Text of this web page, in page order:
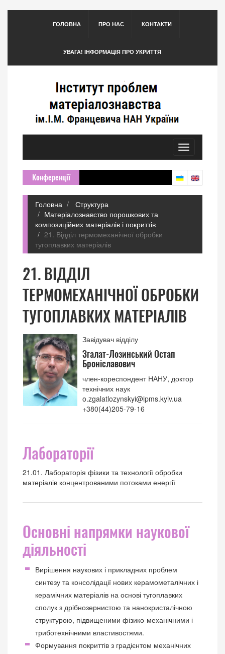
ГОЛОВНА ПРО НАС КОНТАКТИ
УВАГА! ІНФОРМАЦІЯ ПРО УКРИТТЯ
Toggle
navigation
Конференції
Головна
Структура
Матеріалознавство порошкових та
композиційних матеріалів і покриттів
21. Відділ термомеханічної обробки
тугоплавких матеріалів
21. ВІДДІЛ
ТЕРМОМЕХАНІЧНОЇ ОБРОБКИ
ТУГОПЛАВКИХ МАТЕРІАЛІВ
Завідувач відділу
Згалат-Лозинський Остап
Броніславович
член-кореспондент НАНУ, доктор
технічних наук
o.zgalatlozynskyi@ipms.kyiv.ua
+380(44)205-79-16
Лабораторії
21.01. Лабораторія фізики та технології обробки
матеріалів концентрованими потоками енергії
Основні напрямки наукової
діяльності
Вирішення наукових і прикладних проблем
синтезу та консолідації нових керамометалічних і
керамічних матеріалів на основі тугоплавких
сполук з дрібнозернистою та нанокристалічною
структурою, підвищеними фізико-механічними і
триботехнічними властивостями.
Формування покриттів з градієнтом механічних